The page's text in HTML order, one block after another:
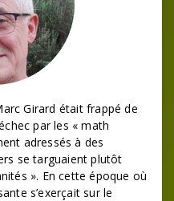
Girard était frappé de
par les « math
adressés à des
se targuaient plutôt
». En cette époque où
s’exerçait sur le